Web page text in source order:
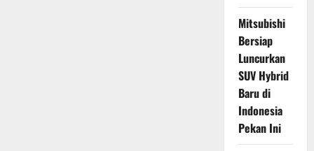
Mitsubishi
Bersiap
Luncurkan
SUV Hybrid
Baru di
Indonesia
Pekan Ini